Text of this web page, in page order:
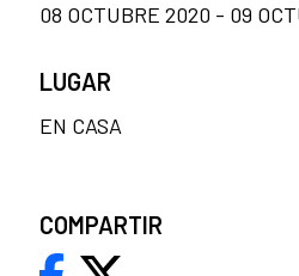
08 OCTUBRE 2020 - 09
LUGAR
EN CASA
COMPARTIR